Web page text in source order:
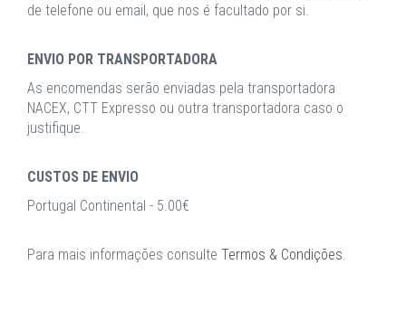
de telefone ou email, que nos é facultado por si.
ENVIO POR TRANSPORTADORA
As encomendas serão enviadas pela transportadora
NACEX, CTT Expresso ou outra transportadora caso o
justifique.
CUSTOS DE ENVIO
Portugal Continental - 5.00€
Para mais informações consulte Termos & Condições.